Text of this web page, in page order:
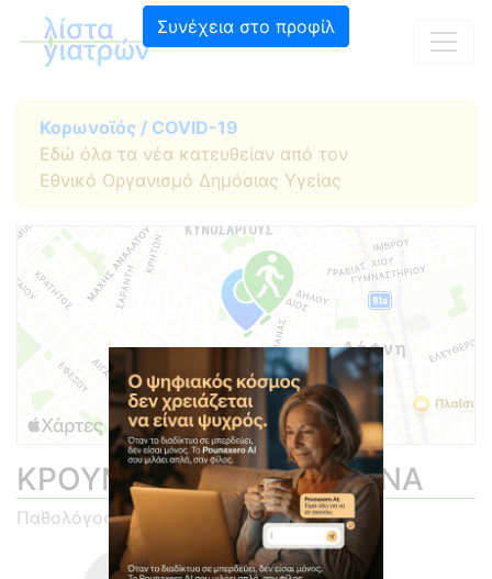
Συνέχεια στο προφίλ
Κορωνοϊός / COVID-19
Εδώ όλα τα νέα κατευθείαν από τον
Εθνικό Οργανισμό Δημόσιας Υγείας
ΚΡΟΥΜΠΧΟΛΤΣ ΜΠΕΤΤΙΝΑ
Παθολόγος